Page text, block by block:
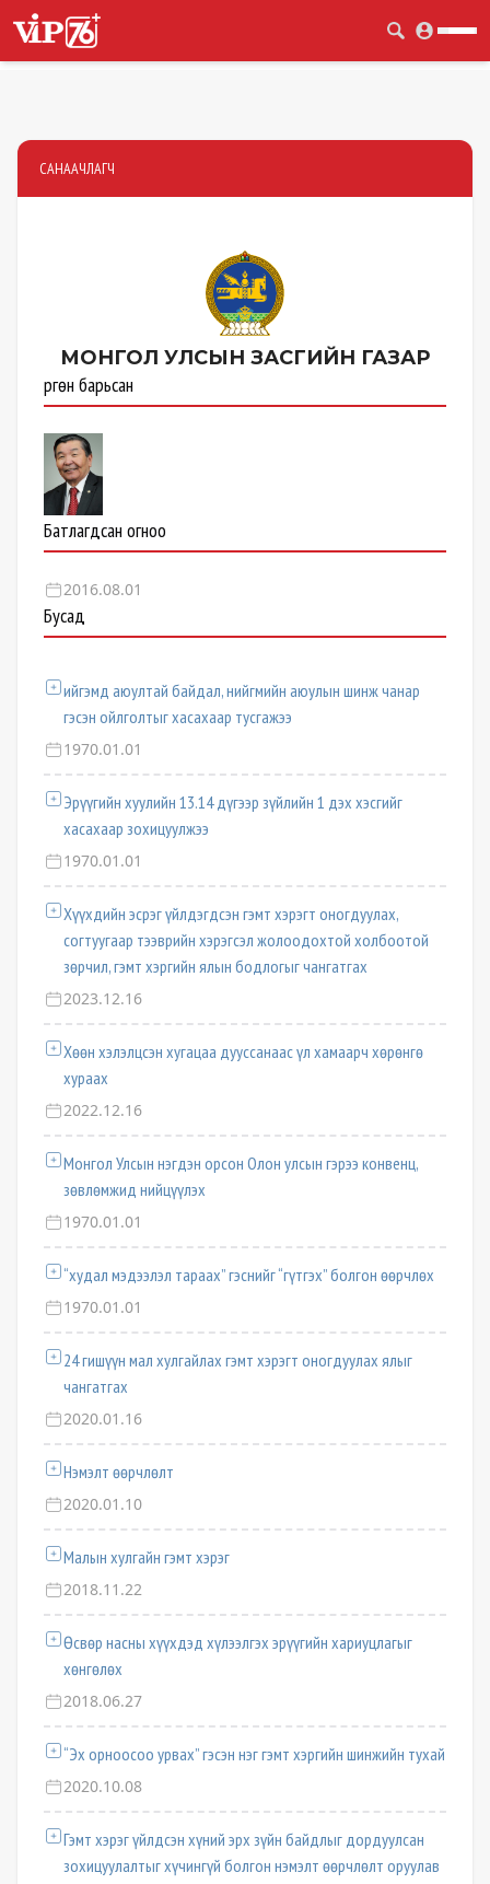
САНААЧЛАГЧ
МОНГОЛ УЛСЫН ЗАСГИЙН ГАЗАР
Өргөн барьсан
Батлагдсан огноо
2016.08.01
Бусад
ийгэмд аюултай байдал, нийгмийн аюулын шинж чанар
гэсэн ойлголтыг хасахаар тусгажээ
1970.01.01
Эрүүгийн хуулийн 13.14 дүгээр зүйлийн 1 дэх хэсгийг
хасахаар зохицуулжээ
1970.01.01
Хүүхдийн эсрэг үйлдэгдсэн гэмт хэрэгт оногдуулах,
согтуугаар тээврийн хэрэгсэл жолоодохтой холбоотой
зөрчил, гэмт хэргийн ялын бодлогыг чангатгах
2023.12.16
Хөөн хэлэлцсэн хугацаа дууссанаас үл хамаарч хөрөнгө
хураах
2022.12.16
Монгол Улсын нэгдэн орсон Олон улсын гэрээ конвенц,
зөвлөмжид нийцүүлэх
1970.01.01
“худал мэдээлэл тараах” гэснийг “гүтгэх” болгон өөрчлөх
1970.01.01
24 гишүүн мал хулгайлах гэмт хэрэгт оногдуулах ялыг
чангатгах
2020.01.16
Нэмэлт өөрчлөлт
2020.01.10
Малын хулгайн гэмт хэрэг
2018.11.22
Өсвөр насны хүүхдэд хүлээлгэх эрүүгийн хариуцлагыг
хөнгөлөх
2018.06.27
“Эх орноосоо урвах” гэсэн нэг гэмт хэргийн шинжийн тухай
2020.10.08
Гэмт хэрэг үйлдсэн хүний эрх зүйн байдлыг дордуулсан
зохицуулалтыг хүчингүй болгон нэмэлт өөрчлөлт оруулав